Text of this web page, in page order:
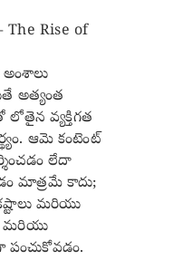
The Rise of
అంశాలు
అత్యంత
లోతైన వ్యక్తిగత
ఆమె కంటెంట్
లేదా
మాత్రమే కాదు;
మరియు